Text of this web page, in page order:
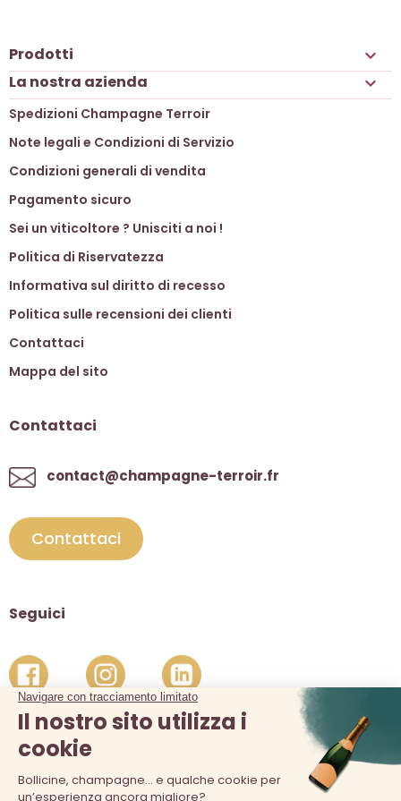
Prodotti 
La nostra azienda 
Spedizioni Champagne Terroir
Note legali e Condizioni di Servizio
Condizioni generali di vendita
Pagamento sicuro
Sei un viticoltore ? Unisciti a noi !
Politica di Riservatezza
Informativa sul diritto di recesso
Politica sulle recensioni dei clienti
Contattaci
Mappa del sito
Contattaci
contact@champagne-terroir.fr
Contattaci
Seguici